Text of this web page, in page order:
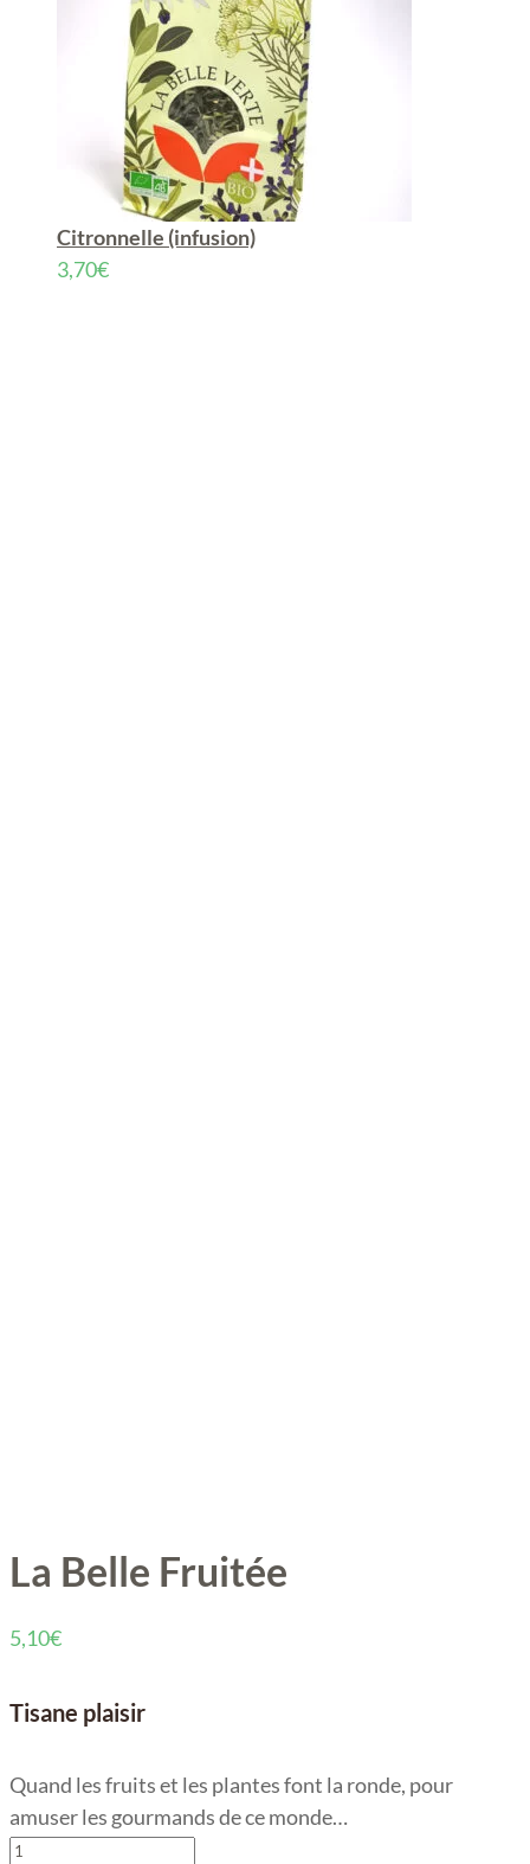
Citronnelle (infusion)
3,70€
La Belle Fruitée
5,10€
Tisane plaisir
Quand les fruits et les plantes font la ronde, pour
amuser les gourmands de ce monde…
La